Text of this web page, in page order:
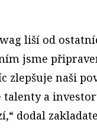
liší od
jsme
zlepšuje naši
a
dodal